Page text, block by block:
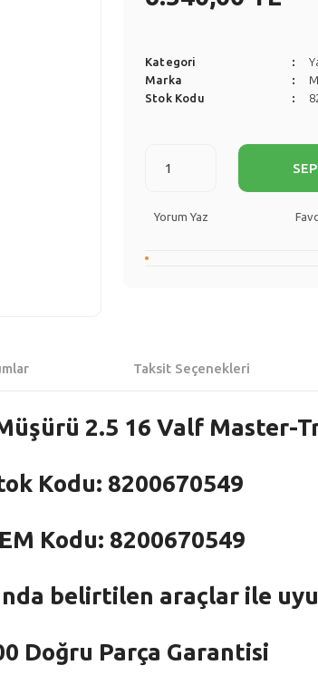
Kategori
Marka
Stok Kodu
Yorum Yaz
Taksit Seçenekleri
2.5 16 Valf Master-
Kodu: 8200670549
Kodu: 8200670549
belirtilen araçlar ile
Doğru Parça Garantisi